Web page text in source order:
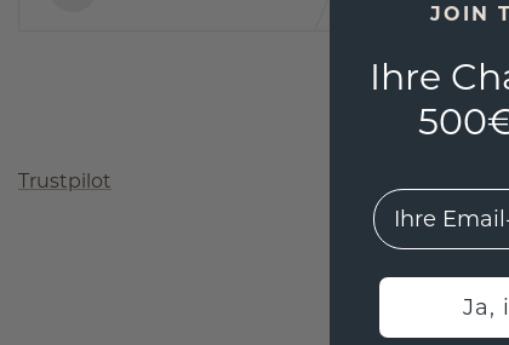
Trustpilot
JOIN
Ihre
EMail
Ja,